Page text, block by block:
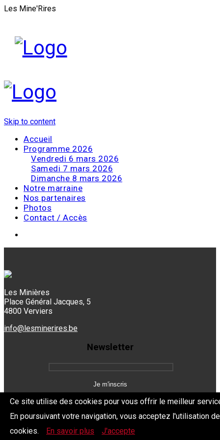
Les Mine'Rires
Skip to content
Accueil
Programme 2026
Vendredi 6 mars 2026
Samedi 7 mars 2026
Dimanche 8 mars 2026
Notre marraine
Nos partenaires
Photos
Contact / Accès
Les Minières
Place Général Jacques, 5
4800 Verviers
info@lesminerires.be
Newsletter
Copyright 2026 Les Mine'Rires - Politique de confidentialité
Ce site utilise des cookies pour vous offrir le meilleur
En poursuivant votre navigation, vous acceptez l'utilisation
cookies.
En savoir plus J'accepte